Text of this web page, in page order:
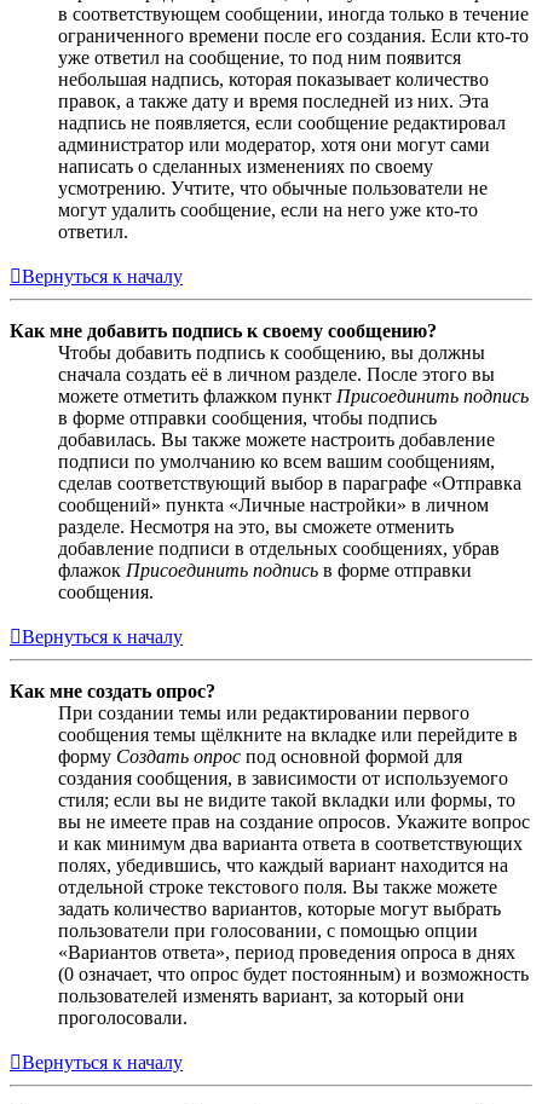
в соответствующем сообщении, иногда только в течение
ограниченного времени после его создания. Если кто-то
уже ответил на сообщение, то под ним появится
небольшая надпись, которая показывает количество
правок, а также дату и время последней из них. Эта
надпись не появляется, если сообщение редактировал
администратор или модератор, хотя они могут сами
написать о сделанных изменениях по своему
усмотрению. Учтите, что обычные пользователи не
могут удалить сообщение, если на него уже кто-то
ответил.
Вернуться к началу
Как мне добавить подпись к своему сообщению?
Чтобы добавить подпись к сообщению, вы должны
сначала создать её в личном разделе. После этого вы
можете отметить флажком пункт Присоединить подпись
в форме отправки сообщения, чтобы подпись
добавилась. Вы также можете настроить добавление
подписи по умолчанию ко всем вашим сообщениям,
сделав соответствующий выбор в параграфе «Отправка
сообщений» пункта «Личные настройки» в личном
разделе. Несмотря на это, вы сможете отменить
добавление подписи в отдельных сообщениях, убрав
флажок Присоединить подпись в форме отправки
сообщения.
Вернуться к началу
Как мне создать опрос?
При создании темы или редактировании первого
сообщения темы щёлкните на вкладке или перейдите в
форму Создать опрос под основной формой для
создания сообщения, в зависимости от используемого
стиля; если вы не видите такой вкладки или формы, то
вы не имеете прав на создание опросов. Укажите вопрос
и как минимум два варианта ответа в соответствующих
полях, убедившись, что каждый вариант находится на
отдельной строке текстового поля. Вы также можете
задать количество вариантов, которые могут выбрать
пользователи при голосовании, с помощью опции
«Вариантов ответа», период проведения опроса в днях
(0 означает, что опрос будет постоянным) и возможность
пользователей изменять вариант, за который они
проголосовали.
Вернуться к началу